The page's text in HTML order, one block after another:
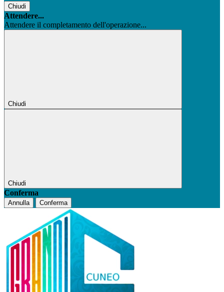
Chiudi
Attendere...
Attendere il completamento dell'operazione...
Chiudi
Chiudi
Conferma
Annulla Conferma